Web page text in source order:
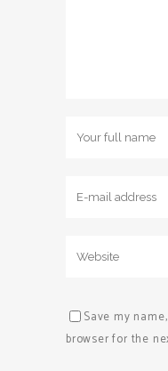
Save my
browser for the